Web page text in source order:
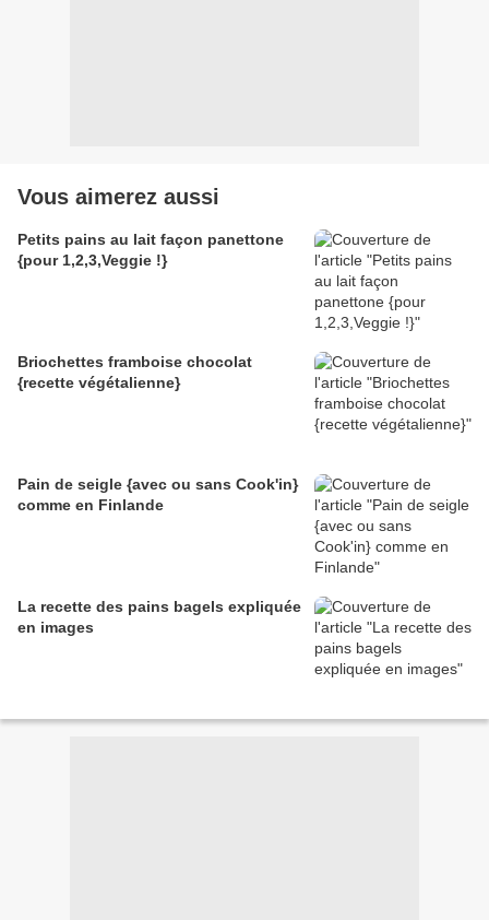
Vous aimerez aussi
Petits pains au lait façon panettone
{pour 1,2,3,Veggie !}
Briochettes framboise chocolat
{recette végétalienne}
Pain de seigle {avec ou sans Cook'in}
comme en Finlande
La recette des pains bagels expliquée
en images